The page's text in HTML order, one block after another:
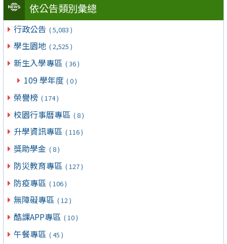
依公告類別彙總
行政公告 ( 5,083 )
學生園地 ( 2,525 )
新生入學專區 ( 36 )
109 學年度 ( 0 )
榮譽榜 ( 174 )
校園行事曆專區 ( 8 )
升學資訊專區 ( 116 )
獎助學金 ( 8 )
防災教育專區 ( 127 )
防疫專區 ( 106 )
無障礙專區 ( 12 )
酷課APP專區 ( 10 )
午餐專區 ( 45 )